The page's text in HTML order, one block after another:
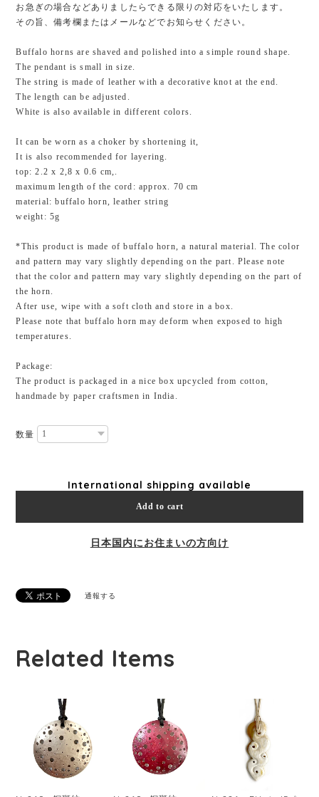
お急ぎの場合などありましたらできる限りの対応をいたします。
その旨、備考欄またはメールなどでお知らせください。
Buffalo horns are shaved and polished into a simple round shape.
The pendant is small in size.
The string is made of leather with a decorative knot at the end.
The length can be adjusted.
White is also available in different colors.
It can be worn as a choker by shortening it,
It is also recommended for layering.
top: 2.2 x 2,8 x 0.6 cm,.
maximum length of the cord: approx. 70 cm
material: buffalo horn, leather string
weight: 5g
*This product is made of buffalo horn, a natural material. The color
and pattern may vary slightly depending on the part. Please note
that the color and pattern may vary slightly depending on the part of
the horn.
After use, wipe with a soft cloth and store in a box.
Please note that buffalo horn may deform when exposed to high
temperatures.
Package:
The product is packaged in a nice box upcycled from cotton,
handmade by paper craftsmen in India.
数量
International shipping available
Add to cart
日本国内にお住まいの方向け
通報する
Related Items